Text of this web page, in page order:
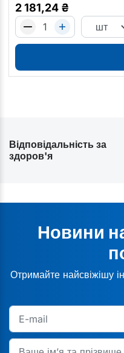
2 181,24 ₴
Відповідальність за
здоров'я
Новини
Отримайте найсвіжішу